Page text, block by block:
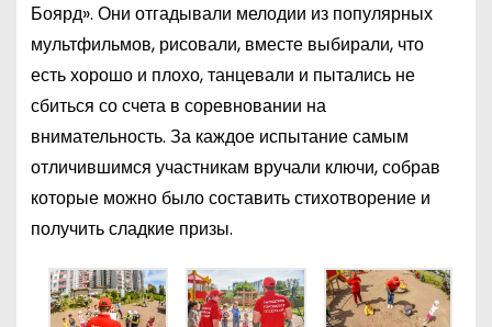
Боярд». Они отгадывали мелодии из популярных
мультфильмов, рисовали, вместе выбирали, что
есть хорошо и плохо, танцевали и пытались не
сбиться со счета в соревновании на
внимательность. За каждое испытание самым
отличившимся участникам вручали ключи, собрав
которые можно было составить стихотворение и
получить сладкие призы.